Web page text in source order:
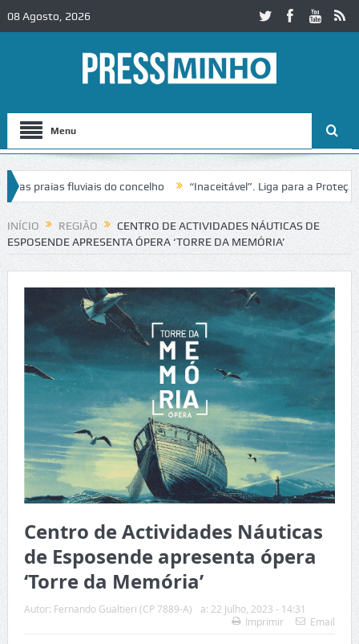
08 Agosto, 2026
Menu
fluviais do concelho “Inaceitável”. Liga para a Proteção da
de trânsito no IC2 em Alcobaça Igreja do Castelo de Cerveira
INÍCIO REGIÃO
CENTRO DE ACTIVIDADES NÁUTICAS DE
ESPOSENDE APRESENTA ÓPERA ‘TORRE DA MEMÓRIA’
Centro de Actividades Náuticas
de Esposende apresenta ópera
‘Torre da Memória’
Autor: Fernando Gualtieri (CP 7889-A) a: 22 Julho, 2023 - 14:31
Imprimir
Email